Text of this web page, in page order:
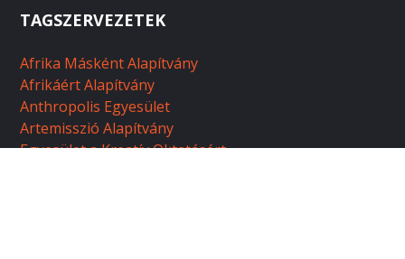
TAGSZERVEZETEK
Afrika Másként Alapítvány
Afrikáért Alapítvány
Anthropolis Egyesület
Artemisszió Alapítvány
Egyesület a Kreatív Oktatásért